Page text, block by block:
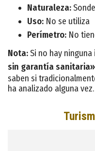
Naturaleza:
Uso: No se utiliza
Perímetro: No
Nota:Si no hay
sin garantía sanitaria»
saben si
ha analizado alguna vez.